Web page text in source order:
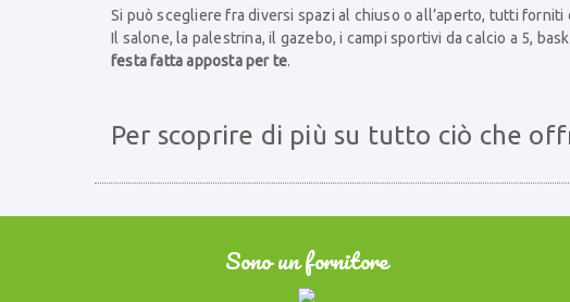
Si può scegliere fra diversi spazi al chiuso o all’aperto, tutti forniti
Il salone, la palestrina, il gazebo, i campi sportivi da calcio a 5,
festa fatta apposta per te.
Per scoprire di più su tutto ciò che
Sono un fornitore